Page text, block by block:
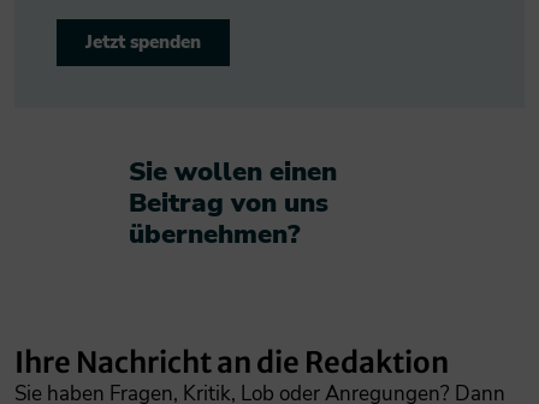
Jetzt spenden
Sie wollen einen
Beitrag von uns
übernehmen?​
Ihre Nachricht an die Redaktion
Sie haben Fragen, Kritik, Lob oder Anregungen? Dann